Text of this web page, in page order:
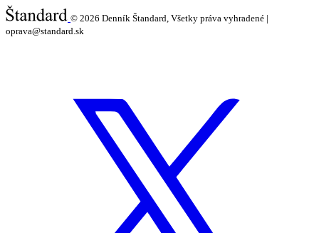
© 2026 Denník Štandard, Všetky práva vyhradené |
oprava@standard.sk